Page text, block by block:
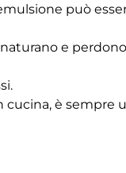
può
e
cucina, è sempre